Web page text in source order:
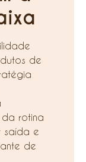
de
rotina
saída e
de